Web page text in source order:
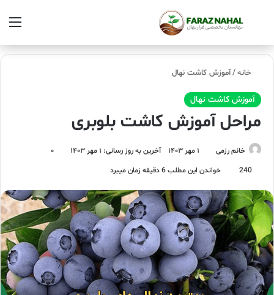
خانه/آموزش کاشت نهال
آموزش کاشت نهال
مراحل آموزش کاشت بلوبری
خانم رزمی ۱ مهر ۱۴۰۳ آخرین به روز رسانی: ۱ مهر ۱۴۰۳
۰
240
خواندن این مطلب 6 دقیقه زمان میبرد